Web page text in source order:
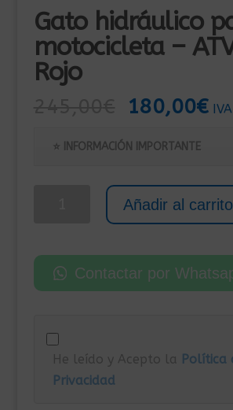
Gato hidráulico
motocicleta –
Rojo
El
original
245,00€.
180,00€El
⭐ INFORMACIÓN IMPORTANTE
motocicleta
kg
Rojo
cantidad
Añadir al carrito
Contactar por
He leído y Acepto la Política
Privacidad